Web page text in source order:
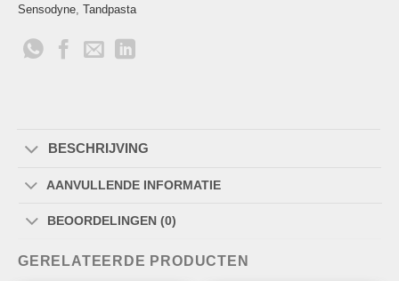
Sensodyne, Tandpasta
BESCHRIJVING
AANVULLENDE INFORMATIE
BEOORDELINGEN (0)
GERELATEERDE PRODUCTEN